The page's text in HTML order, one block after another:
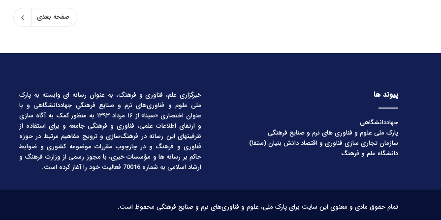
صفحه بعدی
پیوند ها
جهاددانشگاهی
پارک ملی علوم و فناوری های نرم و صنایع فرهنگی
سازمان تجاری سازی فناوری و اقتصاد دانش بنیان (ستفا)
دانشگاه علم و فرهنگ
خبرگزاری علم، فناوری و فرهنگ، به عنوان رسانه ای وابسته به پارک
ملی علوم و فناوری‌های نرم و صنایع فرهنگیِ جهاددانشگاهی و با
عنوان اختصاری «سینا» از ۱۶ مرداد ۱۳۹۳ به منظور کمک به آگاه سازی
و ارتقای اطلاعات علمی، فناوری و فرهنگی جامعه و برای استفاده از
ظرفیتهای این رسانه در فرهنگ‌سازی و ترویج مفاهیم مرتبط در حوزه
فناوری و فرهنگ و در چارچوب مقررات موضوعه کشوری و ضوابط
حاکم بر رسانه ها و مؤسسات خبری، با مجوز رسمی از وزارت فرهنگ و
ارشاد اسلامی به شماره 70016 فعالیت خود را آغاز کرده است.
تمام حقوق مادی و معنوی این سایت برای پارک ملی، علوم و فناوری‌های نرم و صنایع فرهنگی محفوظ است.